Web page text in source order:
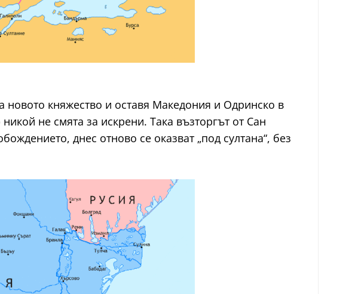
новото княжество и оставя Македония и Одринско в
не смята за искрени. Така възторгът от Сан
днес отново се оказват „под султана“, без